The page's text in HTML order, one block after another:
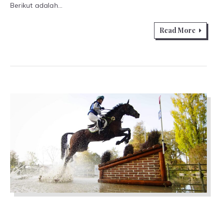
Berikut adalah…
Read More